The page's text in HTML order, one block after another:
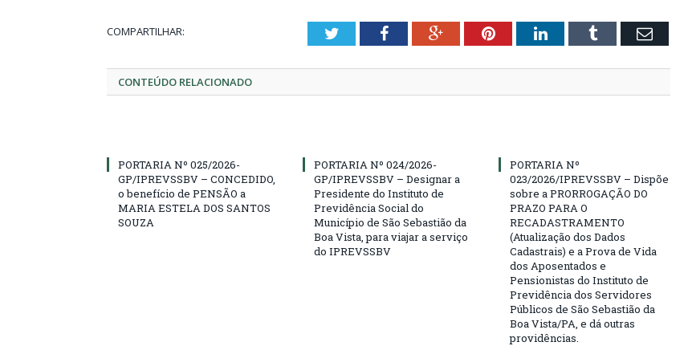
COMPARTILHAR: TwitterFacebookGoogle+PinterestLinkedInTumblr Email
CONTEÚDO RELACIONADO
PORTARIA Nº 025/2026-
GP/IPREVSSBV – CONCEDIDO,
o benefício de PENSÃO a
MARIA ESTELA DOS SANTOS
SOUZA
PORTARIA Nº 024/2026-
GP/IPREVSSBV – Designar a
Presidente do Instituto de
Previdência Social do
Município de São Sebastião da
Boa Vista, para viajar a serviço
do IPREVSSBV
PORTARIA Nº
023/2026/IPREVSSBV – Dispõe
sobre a PRORROGAÇÃO DO
PRAZO PARA O
RECADASTRAMENTO
(Atualização dos Dados
Cadastrais) e a Prova de Vida
dos Aposentados e
Pensionistas do Instituto de
Previdência dos Servidores
Públicos de São Sebastião da
Boa Vista/PA, e dá outras
providências.